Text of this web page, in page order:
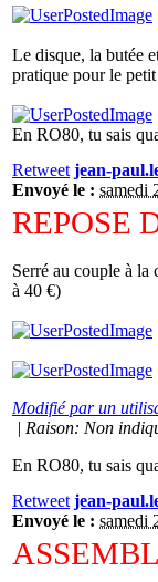
Le disque, la butée
pratique pour le
En RO80, tu sais
Retweet jean-
Envoyé le : samedi
REPOSE
Serré au couple à
à 40 €)
Modifié par un
| Raison: Non
En RO80, tu sais
Retweet jean-
Envoyé le : samedi